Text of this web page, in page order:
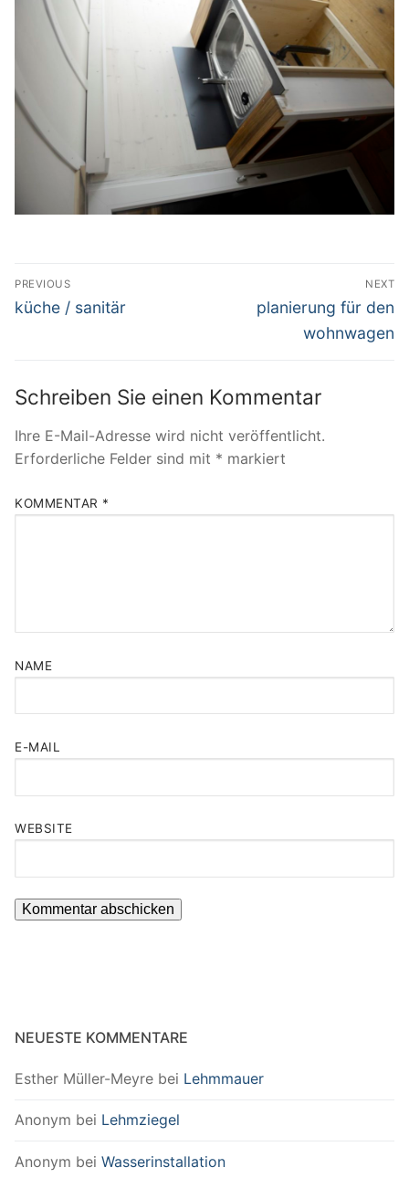
Beitrags-
Navigation
PREVIOUS
Previous
küche / sanitär
NEXT
Next
planierung für den
wohnwagen
Schreiben Sie einen Kommentar
Ihre E-Mail-Adresse wird nicht veröffentlicht.
Erforderliche Felder sind mit * markiert
KOMMENTAR *
NAME
E-MAIL
WEBSITE
NEUESTE KOMMENTARE
Esther Müller-Meyre bei Lehmmauer
Anonym bei Lehmziegel
Anonym bei Wasserinstallation